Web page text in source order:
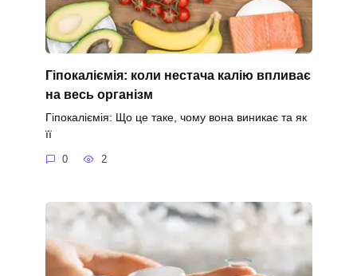
Гіпокаліємія: коли нестача калію впливає
на весь організм
Гіпокаліємія: Що це таке, чому вона виникає та як
її
0 2